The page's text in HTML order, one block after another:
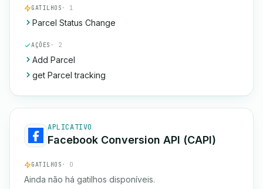
GATILHOS · 1
Parcel Status Change
AÇÕES · 2
Add Parcel
get Parcel tracking
APLICATIVO
Facebook Conversion API (CAPI)
GATILHOS · 0
Ainda não há gatilhos disponíveis.